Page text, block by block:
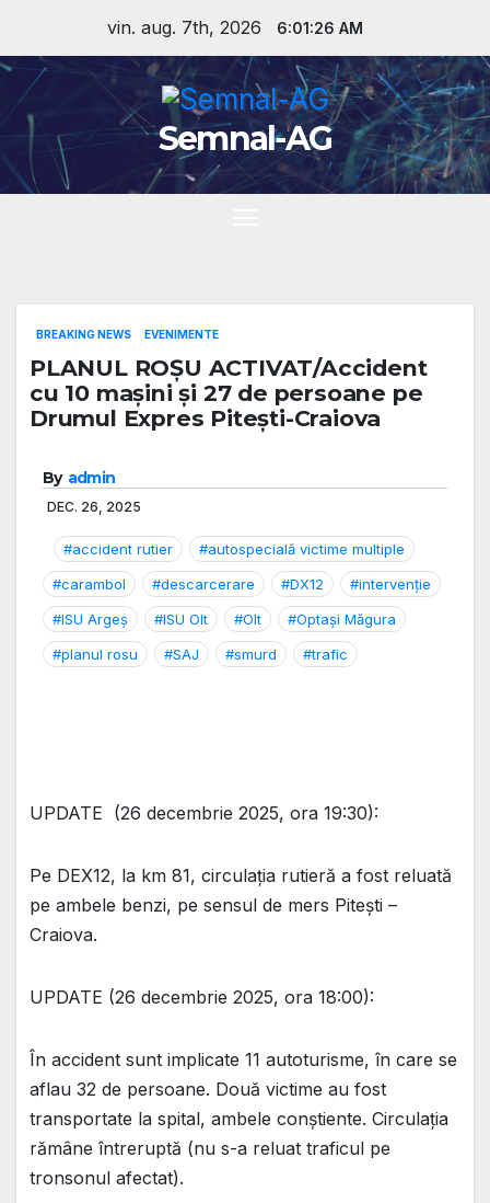
content
vin. aug. 7th, 2026 6:01:27 AM
Semnal-AG
BREAKING NEWS EVENIMENTE
PLANUL ROȘU ACTIVAT/Accident
cu 10 mașini și 27 de persoane pe
Drumul Expres Pitești-Craiova
By admin
DEC. 26, 2025
#accident rutier
#autospecială victime multiple
#carambol
#descarcerare #DX12
#intervenție
#ISU Argeș
#ISU Olt #Olt
#Optași Măgura
#planul rosu
#SAJ #smurd #trafic
UPDATE (26 decembrie 2025, ora 19:30):
Pe DEX12, la km 81, circulația rutieră a fost reluată
pe ambele benzi, pe sensul de mers Pitești –
Craiova.
UPDATE (26 decembrie 2025, ora 18:00):
În accident sunt implicate 11 autoturisme, în care se
aflau 32 de persoane. Două victime au fost
transportate la spital, ambele conștiente. Circulația
rămâne întreruptă (nu s-a reluat traficul pe
tronsonul afectat).